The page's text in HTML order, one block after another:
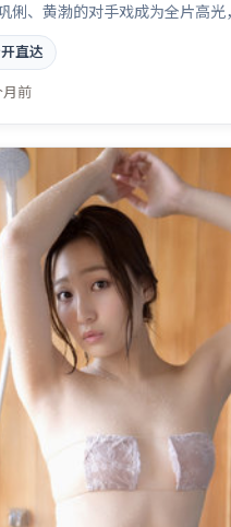
俐、黄渤的对手戏成为全片高光
炼与自我救赎。配乐与摄影风格
直达
前